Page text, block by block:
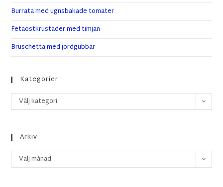
Burrata med ugnsbakade tomater
Fetaostkrustader med timjan
Bruschetta med jordgubbar
Kategorier
Välj kategori
Arkiv
Välj månad